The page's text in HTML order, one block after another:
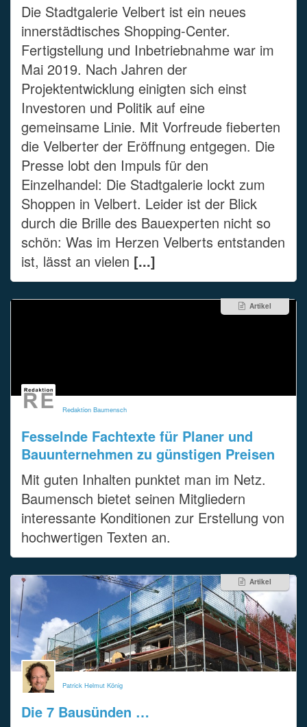
Die Stadtgalerie Velbert ist ein neues
innerstädtisches Shopping-Center.
Fertigstellung und Inbetriebnahme war im
Mai 2019. Nach Jahren der
Projektentwicklung einigten sich einst
Investoren und Politik auf eine
gemeinsame Linie. Mit Vorfreude fieberten
die Velberter der Eröffnung entgegen. Die
Presse lobt den Impuls für den
Einzelhandel: Die Stadtgalerie lockt zum
Shoppen in Velbert. Leider ist der Blick
durch die Brille des Bauexperten nicht so
schön: Was im Herzen Velberts entstanden
ist, lässt an vielen [...]
Artikel
Redaktion Baumensch
Fesselnde Fachtexte für Planer und
Bauunternehmen zu günstigen Preisen
Mit guten Inhalten punktet man im Netz.
Baumensch bietet seinen Mitgliedern
interessante Konditionen zur Erstellung von
hochwertigen Texten an.
Artikel
Patrick Helmut König
Die 7 Bausünden …